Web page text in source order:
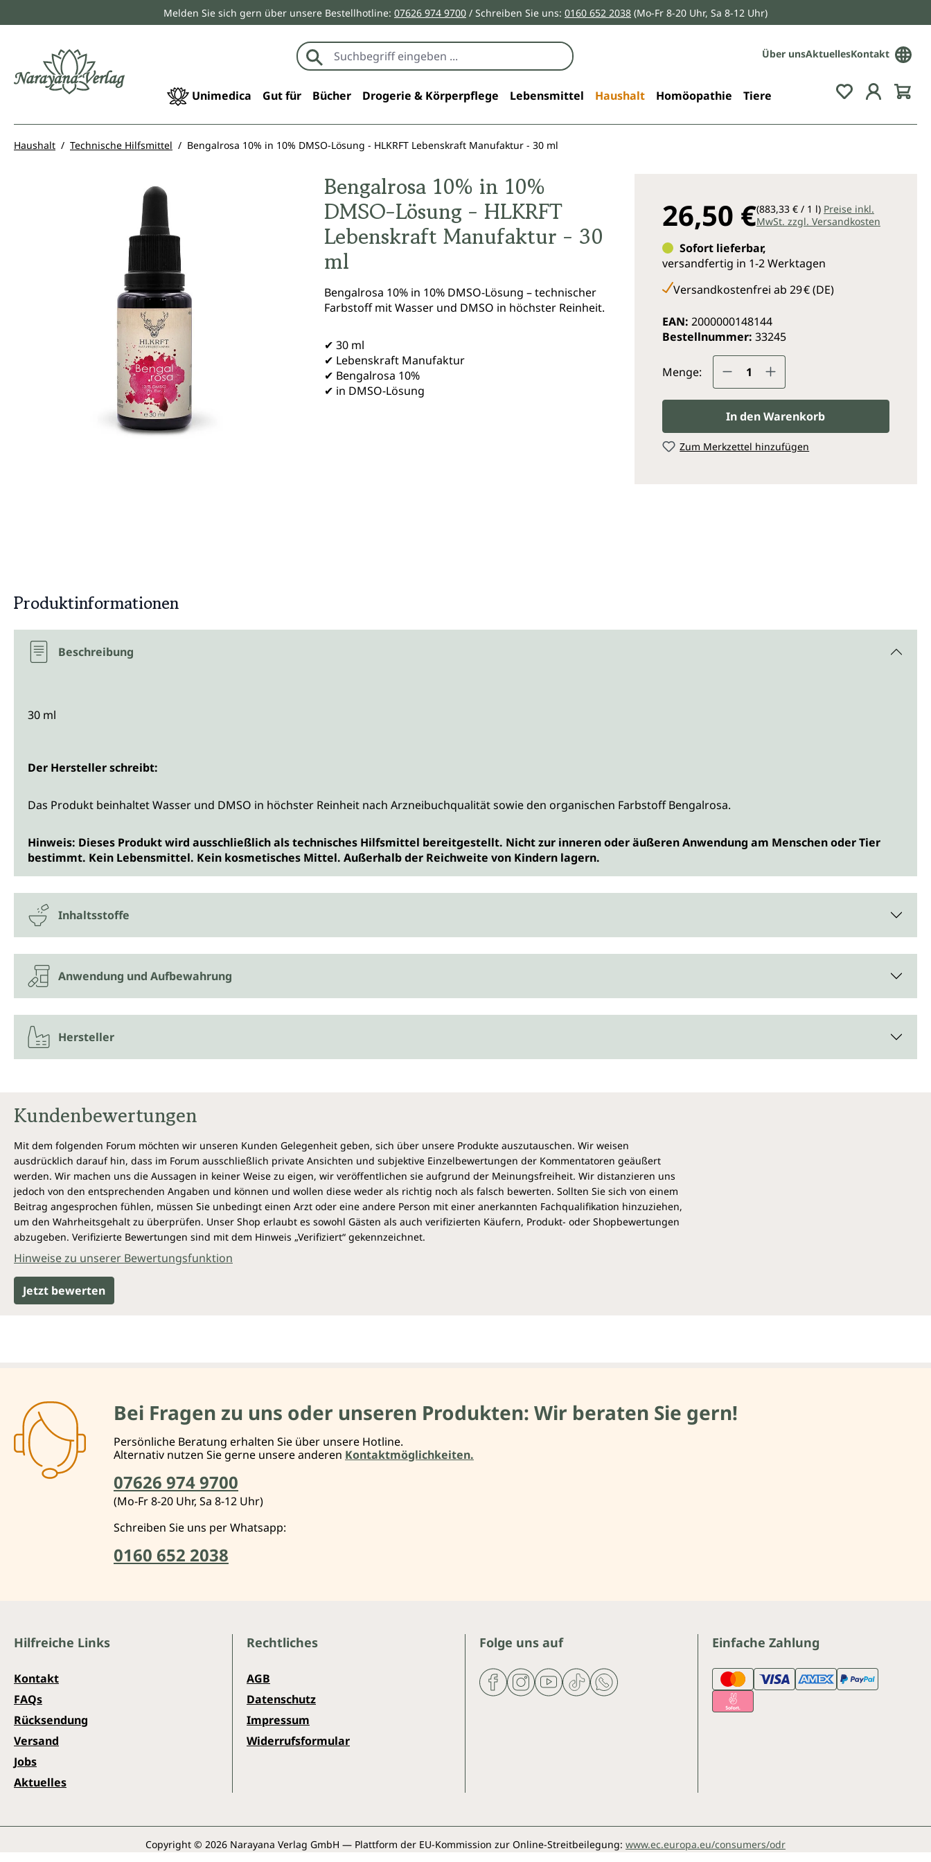
Zur Hauptnavigation springenMelden Sie sich gern über unsere Bestellhotline: 07626 974 9700 / Schreiben Sie uns: 0160 652 2038 (Mo-Fr 8-20 Uhr, Sa 8-12 Uhr)
Über unsAktuellesKontakt
Unimedica Gut für Bücher Drogerie & Körperpflege Lebensmittel Haushalt Homöopathie Tiere Du hast 0
Haushalt Technische Hilfsmittel Bengalrosa 10% in 10% DMSO-Lösung - HLKRFT Lebenskraft Manufaktur - 30 ml
Bengalrosa 10% in 10%
DMSO-Lösung - HLKRFT
Lebenskraft Manufaktur - 30
ml
Bengalrosa 10% in 10% DMSO-Lösung – technischer
Farbstoff mit Wasser und DMSO in höchster Reinheit.
✔ 30 ml
✔ Lebenskraft Manufaktur
✔ Bengalrosa 10%
✔ in DMSO-Lösung
26,50 €(883,33 € / 1 l) Preise inkl.
MwSt. zzgl. Versandkosten
Sofort lieferbar,
versandfertig in 1-2 Werktagen
Versandkostenfrei ab 29 € (DE)
EAN: 2000000148144
Bestellnummer: 33245
Menge: Produkt Anzahl: Gib den
In den Warenkorb
Zum Merkzettel hinzufügen
Produktinformationen
Beschreibung
30 ml
Der Hersteller schreibt:
Das Produkt beinhaltet Wasser und DMSO in höchster Reinheit nach Arzneibuchqualität sowie den organischen Farbstoff Bengalrosa.
Hinweis: Dieses Produkt wird ausschließlich als technisches Hilfsmittel bereitgestellt. Nicht zur inneren oder äußeren Anwendung am Menschen oder Tier
bestimmt. Kein Lebensmittel. Kein kosmetisches Mittel. Außerhalb der Reichweite von Kindern lagern.
Inhaltsstoffe
Anwendung und Aufbewahrung
Hersteller
Kundenbewertungen
Mit dem folgenden Forum möchten wir unseren Kunden Gelegenheit geben, sich über unsere Produkte auszutauschen. Wir weisen
ausdrücklich darauf hin, dass im Forum ausschließlich private Ansichten und subjektive Einzelbewertungen der Kommentatoren geäußert
werden. Wir machen uns die Aussagen in keiner Weise zu eigen, wir veröffentlichen sie aufgrund der Meinungsfreiheit. Wir distanzieren uns
jedoch von den entsprechenden Angaben und können und wollen diese weder als richtig noch als falsch bewerten. Sollten Sie sich von einem
Beitrag angesprochen fühlen, müssen Sie unbedingt einen Arzt oder eine andere Person mit einer anerkannten Fachqualifikation hinzuziehen,
um den Wahrheitsgehalt zu überprüfen. Unser Shop erlaubt es sowohl Gästen als auch verifizierten Käufern, Produkt- oder Shopbewertungen
abzugeben. Verifizierte Bewertungen sind mit dem Hinweis „Verifiziert“ gekennzeichnet.
Hinweise zu unserer Bewertungsfunktion
Jetzt bewerten
Bei Fragen zu uns oder unseren Produkten: Wir beraten Sie gern!
Persönliche Beratung erhalten Sie über unsere Hotline.
Alternativ nutzen Sie gerne unsere anderen Kontaktmöglichkeiten.
07626 974 9700
(Mo-Fr 8-20 Uhr, Sa 8-12 Uhr)
Schreiben Sie uns per Whatsapp:
0160 652 2038
Folge uns auf Einfache Zahlung
Hilfreiche Links
Kontakt
FAQs
Rücksendung
Versand
Jobs
Aktuelles
Rechtliches
AGB
Datenschutz
Impressum
Widerrufsformular
Copyright © 2026 Narayana Verlag GmbH — Plattform der EU-Kommission zur Online-Streitbeilegung: www.ec.europa.eu/consumers/odr